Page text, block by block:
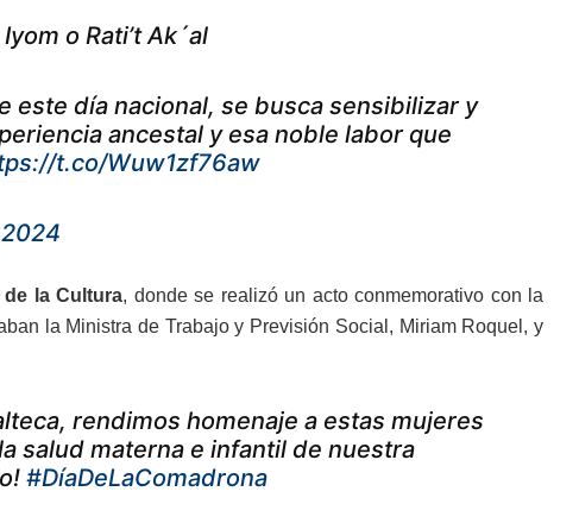
o Rati’t Ak´al
este día nacional, se busca sensibilizar y
ancestal y esa noble labor que
t.co/Wuw1zf76aw
de la Cultura, donde se realizó un acto conmemorativo con la
la Ministra de Trabajo y Previsión Social, Miriam Roquel, y
rendimos homenaje a estas mujeres
salud materna e infantil de nuestra
#DíaDeLaComadrona